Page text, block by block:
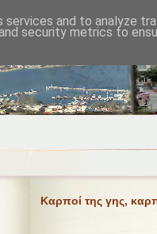
Καρποί της γης,
and to analyze
security metrics to